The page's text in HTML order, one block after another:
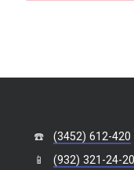
☎️
(3452) 612-420
📱
(932) 321-24-20